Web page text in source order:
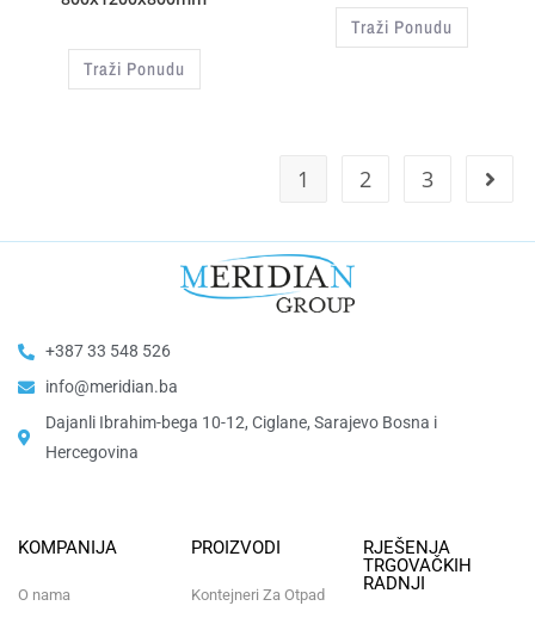
Traži Ponudu
Traži Ponudu
1 2 3
+387 33 548 526
info@meridian.ba
Dajanli Ibrahim-bega 10-12, Ciglane, Sarajevo Bosna i
Hercegovina​
KOMPANIJA
O nama
PROIZVODI
Kontejneri Za Otpad
RJEŠENJA
TRGOVAČKIH
RADNJI